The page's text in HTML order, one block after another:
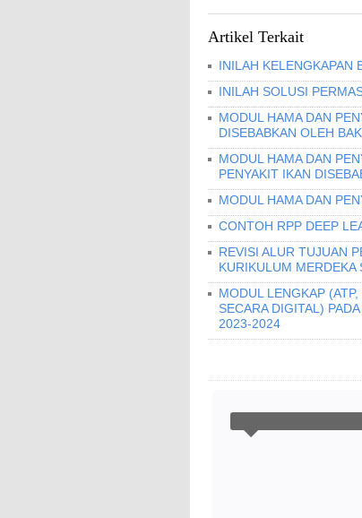
Artikel Terkait
INILAH KELENGKAPAN
INILAH SOLUSI
MODUL HAMA DAN
DISEBABKAN OLEH
MODUL HAMA DAN
PENYAKIT IKAN
MODUL HAMA DAN
CONTOH RPP DEEP
REVISI ALUR TUJUAN
KURIKULUM
MODUL LENGKAP
SECARA DIGITAL)
2023-2024